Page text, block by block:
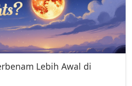
Lebih Awal di